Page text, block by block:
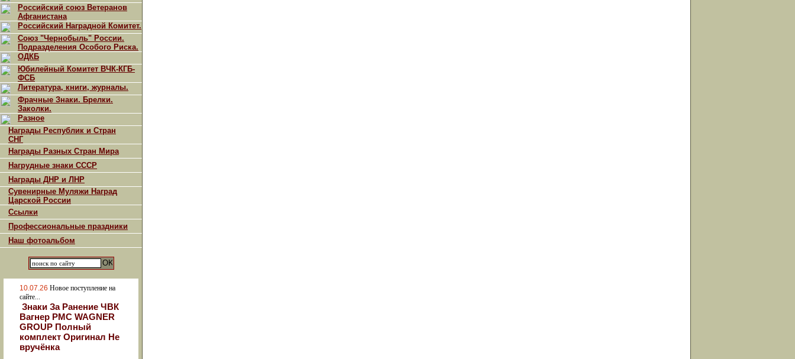
Российский союз Ветеранов
Афганистана
Российский Наградной Комитет.
Союз "Чернобыль" России.
Подразделения Особого Риска.
ОДКБ
Юбилейный Комитет ВЧК-КГБ-
ФСБ
Литература, книги, журналы.
Фрачные Знаки. Брелки.
Заколки.
Разное
Награды Республик и Стран
СНГ
Награды Разных Стран Мира
Нагрудные знаки СССР
Награды ДНР и ЛНР
Сувенирные Муляжи Наград
Царской России
Ссылки
Профессиональные праздники
Наш фотоальбом
10.07.26 Новое поступление на
сайте...
Знаки За Ранение ЧВК
Вагнер РМС WAGNER
GROUP Полный
комплект Оригинал Не
вручёнка